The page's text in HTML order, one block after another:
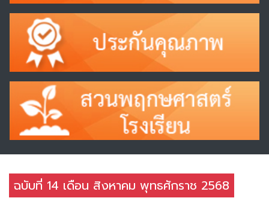
ฉบับที่ 14 เดือน สิงหาคม พุทธศักราช 2568